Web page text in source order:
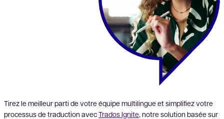
Tirez le meilleur parti de votre équipe multilingue et simplifiez votre
processus de traduction avecTrados Ignite, notre solution basée sur